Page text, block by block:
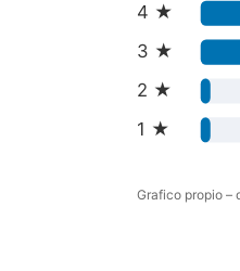
4 ★
3 ★
2 ★
1 ★
Grafico propio –